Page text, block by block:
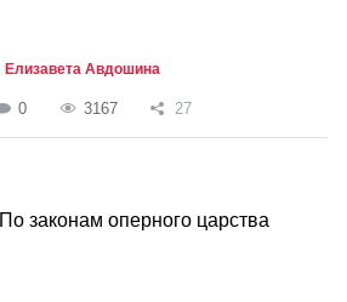
Елизавета Авдошина
0 3167 27
По законам оперного царства